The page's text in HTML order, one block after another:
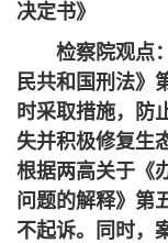
决定书》
检察院观点
民共和国刑法》
时采取措施，防
失并积极修复生
根据两高关于《
问题的解释》第
不起诉。同时，